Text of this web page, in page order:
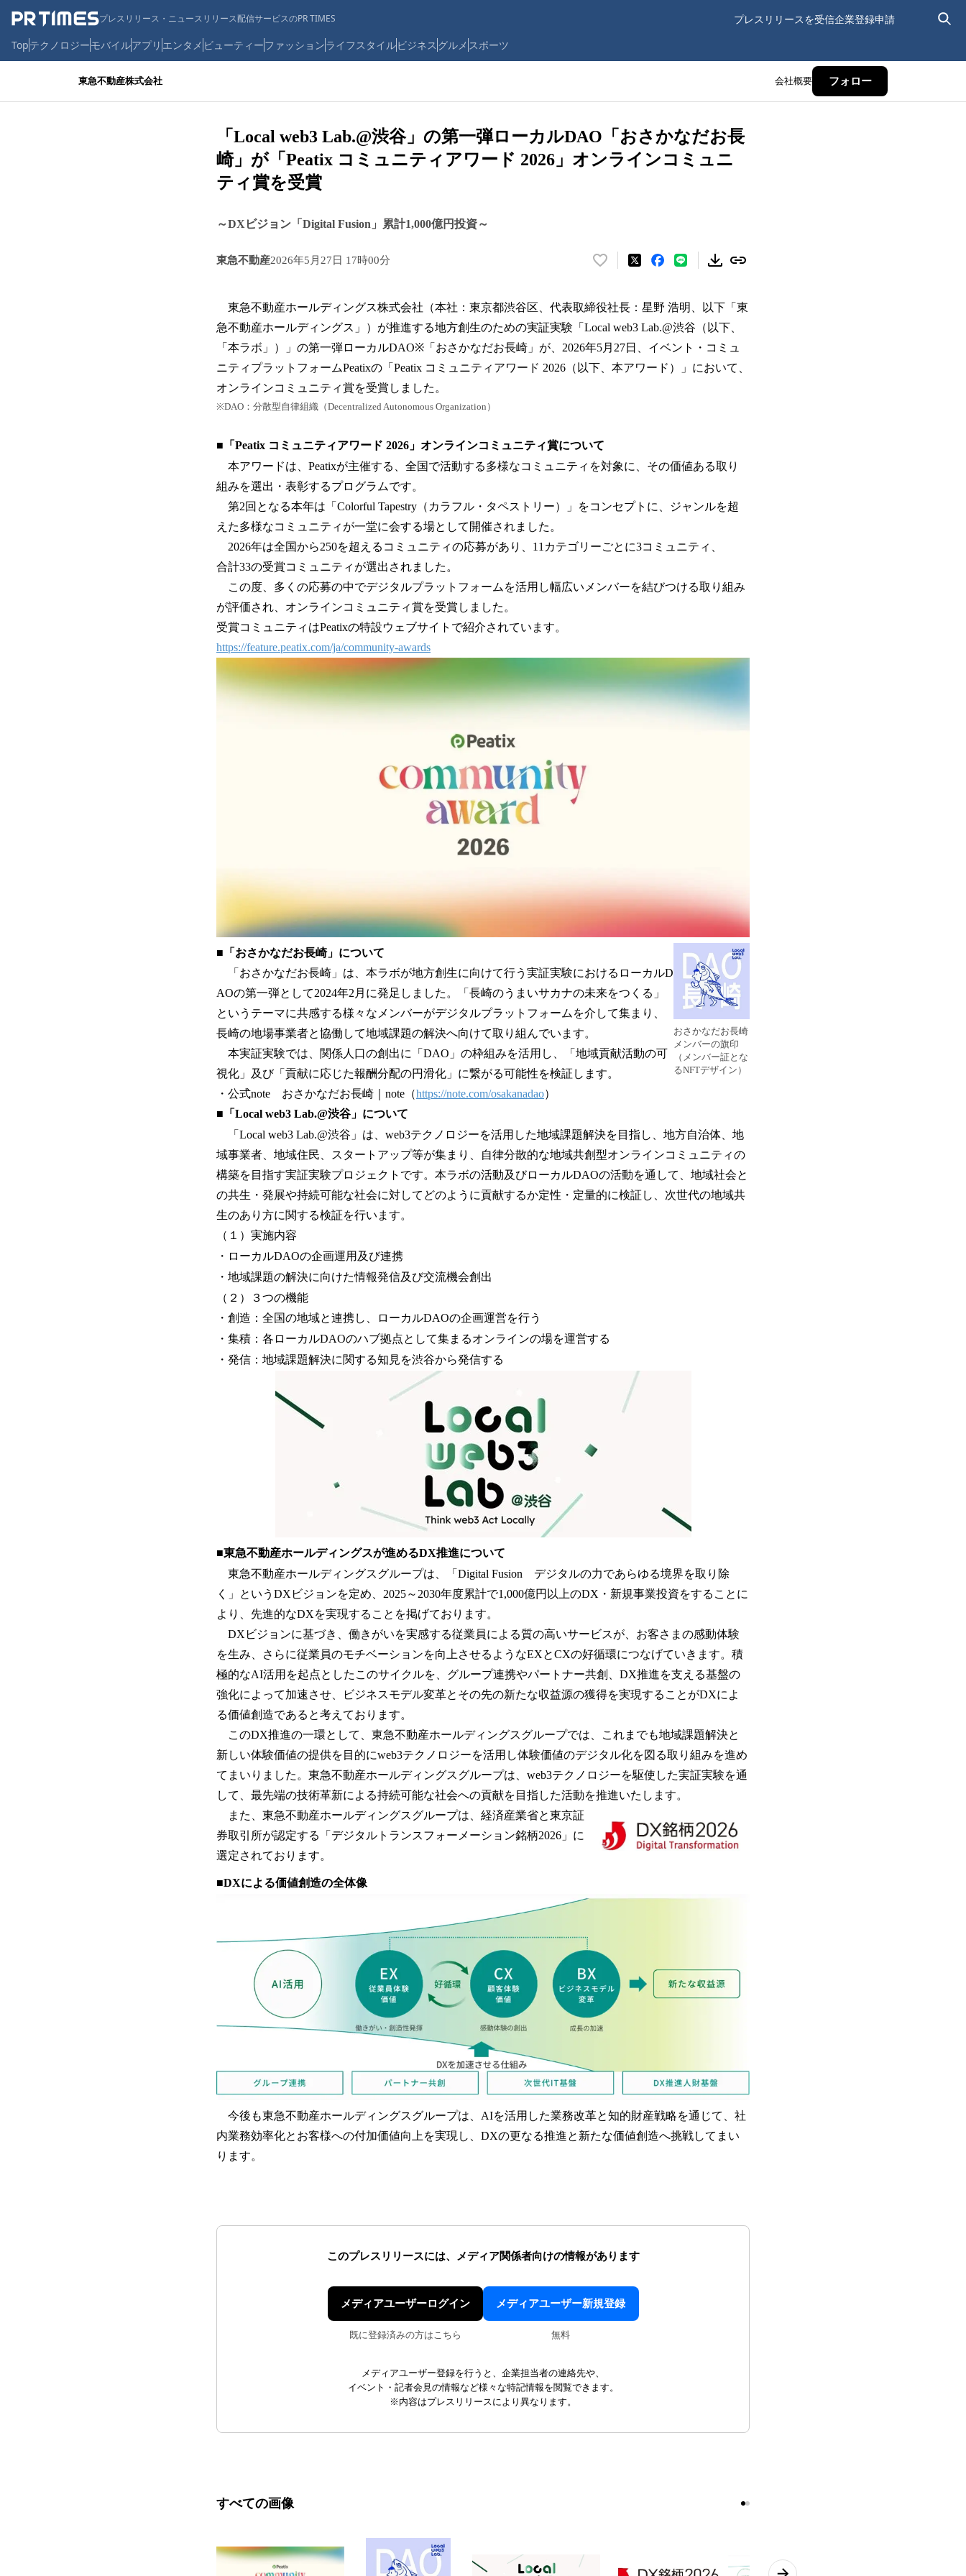
プレスリリース・ニュースリリース配信サービスのPR TIMES プレスリリースを受信企業登録申請
Topテクノロジーモバイルアプリ エンタメ ビューティーファッションライフスタイルビジネス グルメ スポーツ
東急不動産株式会社 会社概要 フォロー
「Local web3 Lab.@渋谷」の第一弾ローカルDAO「おさかなだお長
崎」が「Peatix コミュニティアワード 2026」オンラインコミュニ
ティ賞を受賞
～DXビジョン「Digital Fusion」累計1,000億円投資～
東急不動産2026年5月27日 17時00分
い
！
数
を
み
す
東急不動産ホールディングス株式会社（本社：東京都渋谷区、代表取締役社長：星野 浩明、以下「東
急不動産ホールディングス」）が推進する地方創生のための実証実験「Local web3 Lab.@渋谷（以下、
「本ラボ」）」の第一弾ローカルDAO※「おさかなだお長崎」が、2026年5月27日、イベント・コミュ
ニティプラットフォームPeatixの「Peatix コミュニティアワード 2026（以下、本アワード）」において、
オンラインコミュニティ賞を受賞しました。
※DAO：分散型自律組織（Decentralized Autonomous Organization）
■「Peatix コミュニティアワード 2026」オンラインコミュニティ賞について
本アワードは、Peatixが主催する、全国で活動する多様なコミュニティを対象に、その価値ある取り
組みを選出・表彰するプログラムです。
第2回となる本年は「Colorful Tapestry（カラフル・タペストリー）」をコンセプトに、ジャンルを超
えた多様なコミュニティが一堂に会する場として開催されました。
2026年は全国から250を超えるコミュニティの応募があり、11カテゴリーごとに3コミュニティ、
合計33の受賞コミュニティが選出されました。
この度、多くの応募の中でデジタルプラットフォームを活用し幅広いメンバーを結びつける取り組み
が評価され、オンラインコミュニティ賞を受賞しました。
受賞コミュニティはPeatixの特設ウェブサイトで紹介されています。
https://feature.peatix.com/ja/community-awards
■「おさかなだお長崎」について
「おさかなだお長崎」は、本ラボが地方創生に向けて行う実証実験におけるローカルD
AOの第一弾として2024年2月に発足しました。「長崎のうまいサカナの未来をつくる」
というテーマに共感する様々なメンバーがデジタルプラットフォームを介して集まり、
長崎の地場事業者と協働して地域課題の解決へ向けて取り組んでいます。
本実証実験では、関係人口の創出に「DAO」の枠組みを活用し、「地域貢献活動の可
視化」及び「貢献に応じた報酬分配の円滑化」に繋がる可能性を検証します。
・公式note おさかなだお長崎｜note（https://note.com/osakanadao）
おさかなだお長崎
メンバーの旗印
（メンバー証とな
るNFTデザイン）
■「Local web3 Lab.@渋谷」について
「Local web3 Lab.@渋谷」は、web3テクノロジーを活用した地域課題解決を目指し、地方自治体、地
域事業者、地域住民、スタートアップ等が集まり、自律分散的な地域共創型オンラインコミュニティの
構築を目指す実証実験プロジェクトです。本ラボの活動及びローカルDAOの活動を通して、地域社会と
の共生・発展や持続可能な社会に対してどのように貢献するか定性・定量的に検証し、次世代の地域共
生のあり方に関する検証を行います。
（１）実施内容
・ローカルDAOの企画運用及び連携
・地域課題の解決に向けた情報発信及び交流機会創出
（２）３つの機能
・創造：全国の地域と連携し、ローカルDAOの企画運営を行う
・集積：各ローカルDAOのハブ拠点として集まるオンラインの場を運営する
・発信：地域課題解決に関する知見を渋谷から発信する
■東急不動産ホールディングスが進めるDX推進について
東急不動産ホールディングスグループは、「Digital Fusion デジタルの力であらゆる境界を取り除
く」というDXビジョンを定め、2025～2030年度累計で1,000億円以上のDX・新規事業投資をすることに
より、先進的なDXを実現することを掲げております。
DXビジョンに基づき、働きがいを実感する従業員による質の高いサービスが、お客さまの感動体験
を生み、さらに従業員のモチベーションを向上させるようなEXとCXの好循環につなげていきます。積
極的なAI活用を起点としたこのサイクルを、グループ連携やパートナー共創、DX推進を支える基盤の
強化によって加速させ、ビジネスモデル変革とその先の新たな収益源の獲得を実現することがDXによ
る価値創造であると考えております。
このDX推進の一環として、東急不動産ホールディングスグループでは、これまでも地域課題解決と
新しい体験価値の提供を目的にweb3テクノロジーを活用し体験価値のデジタル化を図る取り組みを進め
てまいりました。東急不動産ホールディングスグループは、web3テクノロジーを駆使した実証実験を通
して、最先端の技術革新による持続可能な社会への貢献を目指した活動を推進いたします。
また、東急不動産ホールディングスグループは、経済産業省と東京証
券取引所が認定する「デジタルトランスフォーメーション銘柄2026」に
選定されております。
■DXによる価値創造の全体像
今後も東急不動産ホールディングスグループは、AIを活用した業務改革と知的財産戦略を通じて、社
内業務効率化とお客様への付加価値向上を実現し、DXの更なる推進と新たな価値創造へ挑戦してまい
ります。
このプレスリリースには、 メディア関係者向けの情報があります
メディアユーザーログイン
既に登録済みの方はこちら
メディアユーザー新規登録
無料
メディアユーザー登録を行うと、企業担当者の連絡先や、
イベント・記者会見の情報など様々な特記情報を閲覧できます。
※内容はプレスリリースにより異なります。
すべての画像